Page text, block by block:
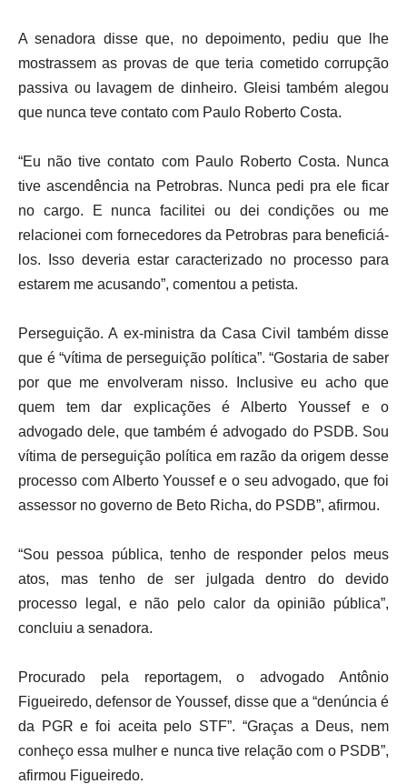
A senadora disse que, no depoimento, pediu que lhe
mostrassem as provas de que teria cometido corrupção
passiva ou lavagem de dinheiro. Gleisi também alegou
que nunca teve contato com Paulo Roberto Costa.
“Eu não tive contato com Paulo Roberto Costa. Nunca
tive ascendência na Petrobras. Nunca pedi pra ele ficar
no cargo. E nunca facilitei ou dei condições ou me
relacionei com fornecedores da Petrobras para beneficiá-
los. Isso deveria estar caracterizado no processo para
estarem me acusando”, comentou a petista.
Perseguição. A ex-ministra da Casa Civil também disse
que é “vítima de perseguição política”. “Gostaria de saber
por que me envolveram nisso. Inclusive eu acho que
quem tem dar explicações é Alberto Youssef e o
advogado dele, que também é advogado do PSDB. Sou
vítima de perseguição política em razão da origem desse
processo com Alberto Youssef e o seu advogado, que foi
assessor no governo de Beto Richa, do PSDB”, afirmou.
“Sou pessoa pública, tenho de responder pelos meus
atos, mas tenho de ser julgada dentro do devido
processo legal, e não pelo calor da opinião pública”,
concluiu a senadora.
Procurado pela reportagem, o advogado Antônio
Figueiredo, defensor de Youssef, disse que a “denúncia é
da PGR e foi aceita pelo STF”. “Graças a Deus, nem
conheço essa mulher e nunca tive relação com o PSDB”,
afirmou Figueiredo.